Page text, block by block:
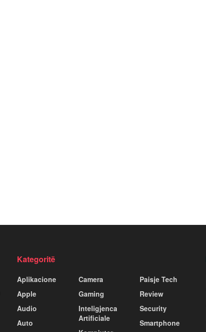
Kategoritë
Aplikacione
Apple
Audio
Auto
Camera
Gaming
Inteligjenca
Artificiale
Paisje Tech
Review
Security
Smartphone